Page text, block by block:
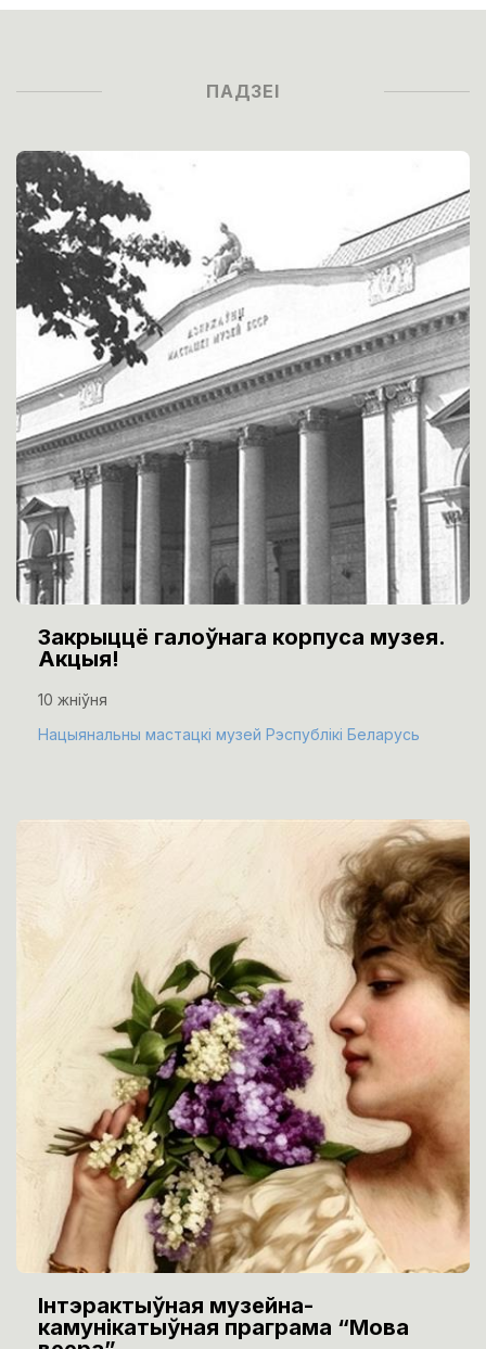
ПАДЗЕІ
Закрыццё галоўнага корпуса музея.
Акцыя!
10 жніўня
Нацыянальны мастацкі музей Рэспублікі Беларусь
Інтэрактыўная музейна-
камунікатыўная праграма “Мова